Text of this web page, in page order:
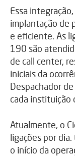
Essa
implantação de
e eficiente. As
190 são
de call center,
iniciais da
Despachador
cada instituição
Atualmente, o
ligações por
o início da